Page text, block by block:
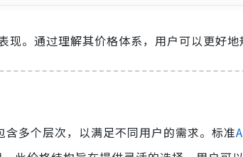
现。通过理解其价格体系，用户可以更好地
含多个层次，以满足不同用户的需求。标准